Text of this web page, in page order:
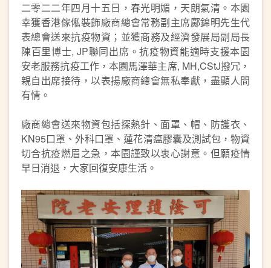
二零二二年四月十五日，春光明媚，天朗氣清。本園
幸獲香港傢俬裝飾廠商總會常務副主席鄺錦明先生代
表總會送來抗疫物資；並獲商務及經濟發展局副局長
陳百里博士, JP聯同出席。抗疫物資能適時支援本園
安老服務抗疫工作，本園馬澤華主席, MH,CStJ撥冗，
親自出席接待，以表揚廠商總會無私奉獻，盡顯人間
有情。
廠商總會送來物資包括探熱針、面罩、帽、防護衣、
KN95口罩、外科口罩、蓮花清瘟膠囊及測試包，物資
切合抗疫燃眉之急，本園謹致以衷心謝意。但願疫情
早日消退，大家回復安康生活。